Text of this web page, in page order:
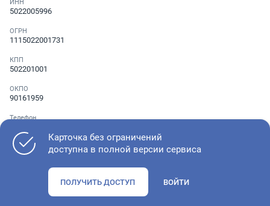
ИНН
5022005996
ОГРН
1115022001731
КПП
502201001
ОКПО
90161959
Телефон
Как оценить состояние компании
Карточка без ограничений
доступна в полной версии сервиса
ПОЛУЧИТЬ ДОСТУП ВОЙТИ